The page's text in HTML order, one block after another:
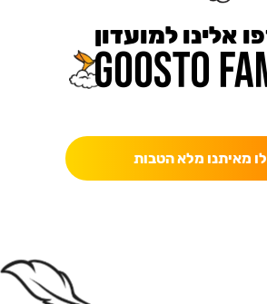
אלינו למועדון
מאיתנו מלא הטבות